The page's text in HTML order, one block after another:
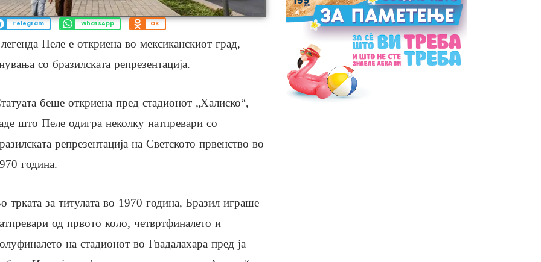
Telegram WhatsApp OK
Пеле е откриена во мексиканскиот град,
со бразилската репрезентација.
беше откриена пред стадионот „Халиско“,
што Пеле одигра неколку натпревари со
репрезентација на Светското првенство во
година.
трката за титулата во 1970 година, Бразил играше
од првото коло, четвртфиналето и
на стадионот во Гвадалахара пред ја